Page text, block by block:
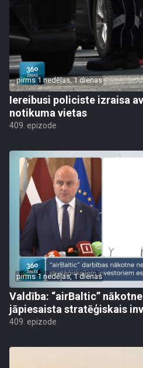
pirms 1 nedēļas, 1 dienas
Iereibusi policiste izraisa
notikuma vietas
409. epizode
pirms 1 nedēļas, 1 dienas
Valdība: “airBaltic”
jāpiesaista stratēģiskais
409. epizode